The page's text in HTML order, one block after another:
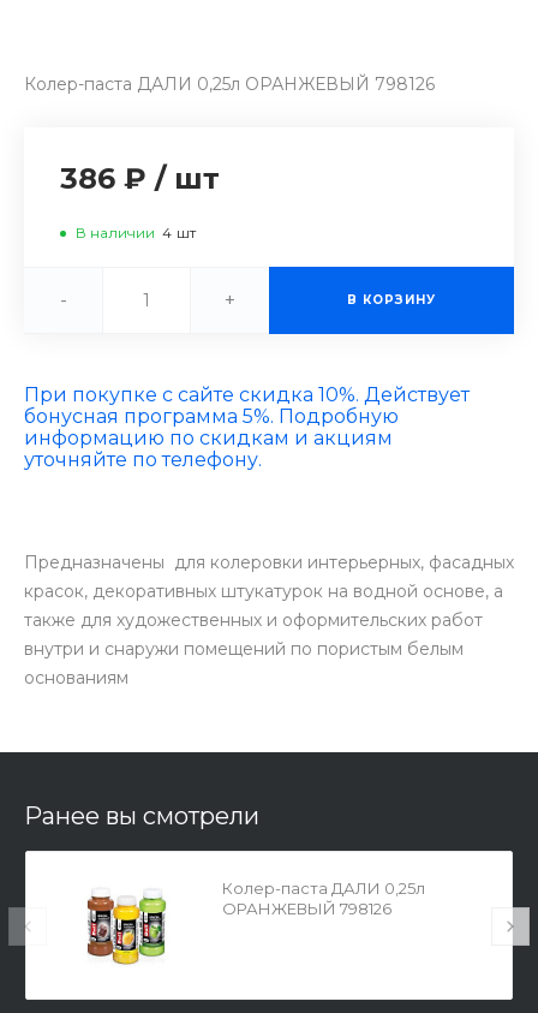
Колер-паста ДАЛИ 0,25л ОРАНЖЕВЫЙ 798126
386 ₽ / шт
В наличии 4 шт
- + В КОРЗИНУ
При покупке с сайте скидка 10%. Действует
бонусная программа 5%. Подробную
информацию по скидкам и акциям
уточняйте по телефону.
Предназначены для колеровки интерьерных, фасадных
красок, декоративных штукатурок на водной основе, а
также для художественных и оформительских работ
внутри и снаружи помещений по пористым белым
основаниям
Ранее вы смотрели
Колер-паста ДАЛИ 0,25л
ОРАНЖЕВЫЙ 798126